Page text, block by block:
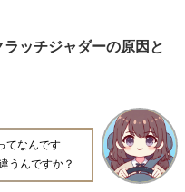
ッチジャダーの原因と
てなんです
うんですか？